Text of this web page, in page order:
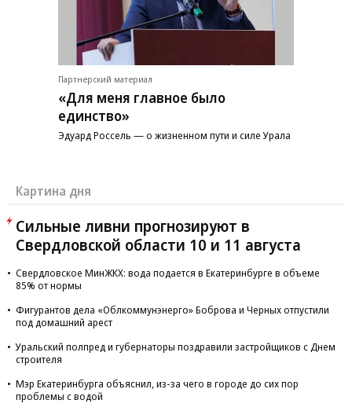
Партнерский материал
«Для меня главное было
единство»
Эдуард Россель — о жизненном пути и силе Урала
Картина дня
Сильные ливни прогнозируют в
Свердловской области 10 и 11 августа
Свердловское МинЖКХ: вода подается в Екатеринбурге в объеме
85% от нормы
Фигурантов дела «Облкоммунэнерго» Боброва и Черных отпустили
под домашний арест
Уральский полпред и губернаторы поздравили застройщиков с Днем
строителя
Мэр Екатеринбурга объяснил, из-за чего в городе до сих пор
проблемы с водой